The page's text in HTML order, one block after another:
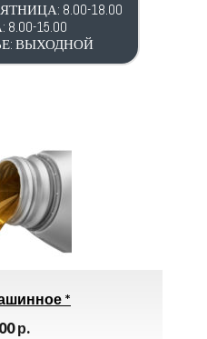
8.00-18.00
15.00
ВЫХОДНОЙ
ТОВАР ДНЯ
Электроды